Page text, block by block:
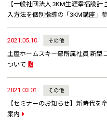
【一般社団法人 3KM生涯幸福設
入方法を個別指導の「3KM講座」
2021.05.10 その他
土屋ホームスキー部所属社員 新型
ついて
2021.03.01 その他
【セミナーのお知らせ】新時代を
案内